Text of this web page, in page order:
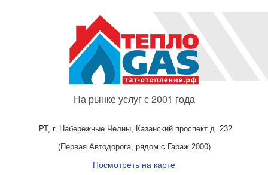
На рынке услуг с 2001 года
РТ, г. Набережные Челны, Казанский проспект д. 232
(Первая Автодорога, рядом с Гараж 2000)
Посмотреть на карте